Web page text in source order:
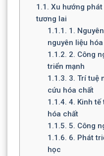
1.1. Xu hướng
tương lai
1.1.1. 1.
nguyên liệu
1.1.2. 2. Công
triển mạnh
1.1.3. 3. Trí tuệ
cứu hóa chất
1.1.4. 4. Kinh tế
hóa chất
1.1.5. 5. Công
1.1.6. 6. Phát
học